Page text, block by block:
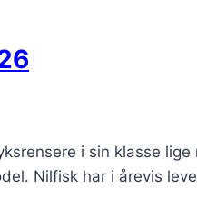
i sin klasse
Nilfisk har i årevis